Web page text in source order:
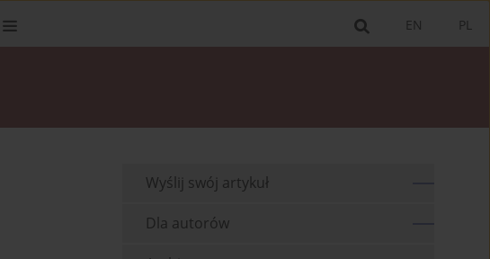
PL
EN
Wyślij swój artykuł
Dla autorów